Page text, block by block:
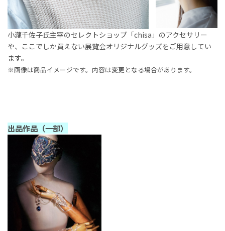
小瀧千佐子氏主宰のセレクトショップ「chisa 」のアクセサリー
や、ここでしか買えない展覧会オリジナルグッズをご用意してい
ます。
※画像は商品イメージです。内容は変更となる場合があります。
出品作品（一部）